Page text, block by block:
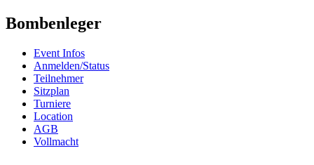
Bombenleger
Event Infos
Anmelden/Status
Teilnehmer
Sitzplan
Turniere
Location
AGB
Vollmacht